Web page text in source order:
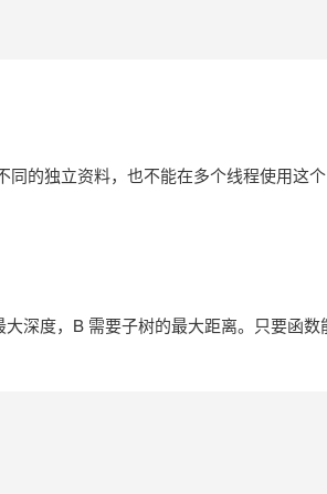
的独立资料，也不能在多个线程使用这
深度，B 需要子树的最大距离。只要函数